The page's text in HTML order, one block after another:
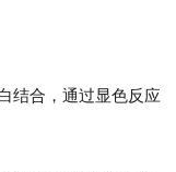
结合，通过显色反应